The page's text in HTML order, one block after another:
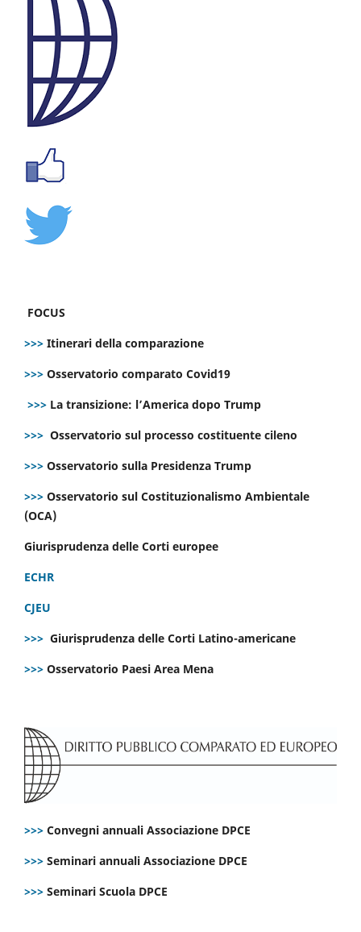
FOCUS
>>> Itinerari della comparazione
>>> Osservatorio comparato Covid19
>>> La transizione: l’America dopo Trump
>>> Osservatorio sul processo costituente cileno
>>> Osservatorio sulla Presidenza Trump
>>> Osservatorio sul Costituzionalismo Ambientale
(OCA)
Giurisprudenza delle Corti europee
ECHR
CJEU
>>> Giurisprudenza delle Corti Latino-americane
>>> Osservatorio Paesi Area Mena
>>> Convegni annuali Associazione DPCE
>>> Seminari annuali Associazione DPCE
>>> Seminari Scuola DPCE